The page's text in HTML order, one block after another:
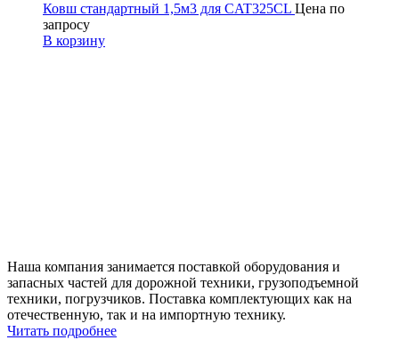
Ковш стандартный 1,5м3 для CAT325CL Цена по
запросу
В корзину
Наша компания занимается поставкой оборудования и
запасных частей для дорожной техники, грузоподъемной
техники, погрузчиков. Поставка комплектующих как на
отечественную, так и на импортную технику.
Читать подробнее